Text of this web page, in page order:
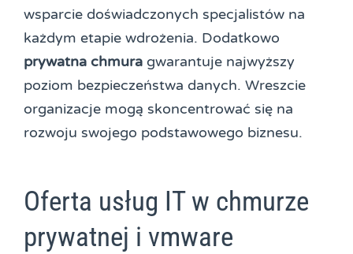
wsparcie doświadczonych specjalistów na
każdym etapie wdrożenia. Dodatkowo
prywatna chmura gwarantuje najwyższy
poziom bezpieczeństwa danych. Wreszcie
organizacje mogą skoncentrować się na
rozwoju swojego podstawowego biznesu.
Oferta usług IT w chmurze
prywatnej i vmware